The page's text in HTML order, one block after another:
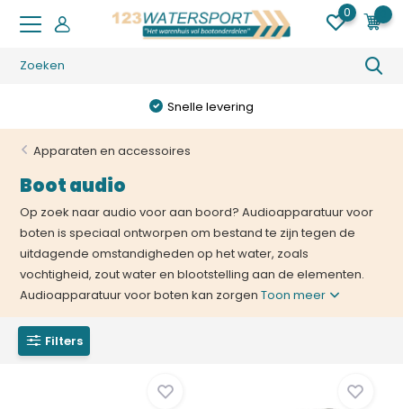
0
Snelle levering
Apparaten en accessoires
Boot audio
Op zoek naar audio voor aan boord? Audioapparatuur voor
boten is speciaal ontworpen om bestand te zijn tegen de
uitdagende omstandigheden op het water, zoals
vochtigheid, zout water en blootstelling aan de elementen.
Audioapparatuur voor boten kan zorgenToon meer
Filters